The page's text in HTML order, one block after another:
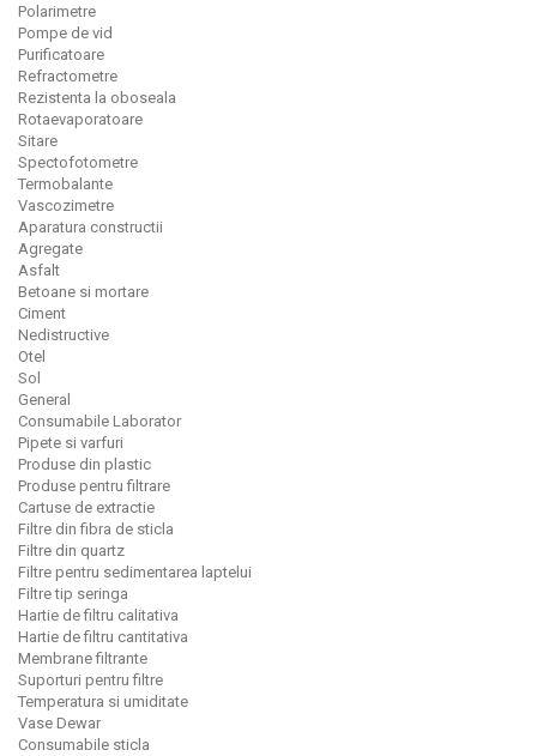
Polarimetre
Pompe de vid
Purificatoare
Refractometre
Rezistenta la oboseala
Rotaevaporatoare
Sitare
Spectofotometre
Termobalante
Vascozimetre
Aparatura constructii
Agregate
Asfalt
Betoane si mortare
Ciment
Nedistructive
Otel
Sol
General
Consumabile Laborator
Pipete si varfuri
Produse din plastic
Produse pentru filtrare
Cartuse de extractie
Filtre din fibra de sticla
Filtre din quartz
Filtre pentru sedimentarea laptelui
Filtre tip seringa
Hartie de filtru calitativa
Hartie de filtru cantitativa
Membrane filtrante
Suporturi pentru filtre
Temperatura si umiditate
Vase Dewar
Consumabile sticla